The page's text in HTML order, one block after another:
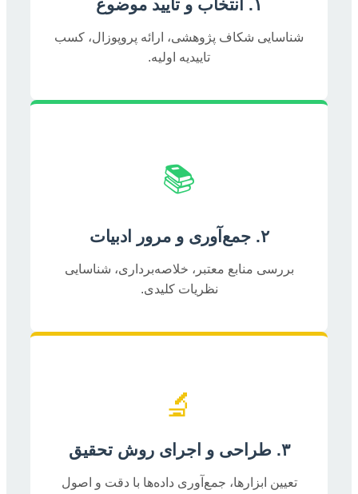
۱. انتخاب و تایید موضوع
شناسایی شکاف پژوهشی، ارائه پروپوزال، کسب
تاییدیه اولیه.
📚
۲. جمع‌آوری و مرور ادبیات
بررسی منابع معتبر، خلاصه‌برداری، شناسایی
نظریات کلیدی.
🔬
۳. طراحی و اجرای روش تحقیق
تعیین ابزارها، جمع‌آوری داده‌ها با دقت و اصول